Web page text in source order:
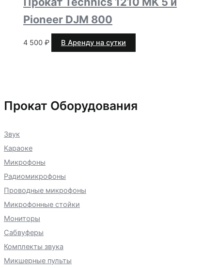
Прокат Оборудования
Звук
Караоке
Микрофоны
Радиомикрофоны
Проводные микрофоны
Микрофонные стойки
Мониторы
Сабвуферы
Комплекты звука
Микшерные пульты
Pioneer DJM 800
4 500 ₽ В Аренду на сутки